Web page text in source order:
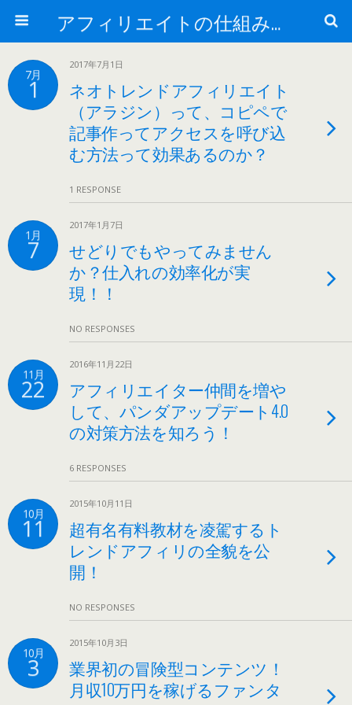
アフィリエイトの仕組みがカギだ！最新ノウハウの全貌を学習！
7月
1
2017年7月1日
ネオトレンドアフィリエイト
（アラジン）って、コピペで
記事作ってアクセスを呼び込
む方法って効果あるのか？
1 RESPONSE
1月
7
2017年1月7日
せどりでもやってみません
か？仕入れの効率化が実
現！！
NO RESPONSES
11月
22
2016年11月22日
アフィリエイター仲間を増や
して、パンダアップデート4.0
の対策方法を知ろう！
6 RESPONSES
10月
11
2015年10月11日
超有名有料教材を凌駕するト
レンドアフィリの全貌を公
開！
NO RESPONSES
10月
3
2015年10月3日
業界初の冒険型コンテンツ！
月収10万円を稼げるファンタ